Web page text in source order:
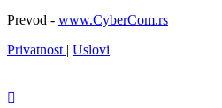
Prevod - www.CyberCom.rs
Privatnost | Uslovi